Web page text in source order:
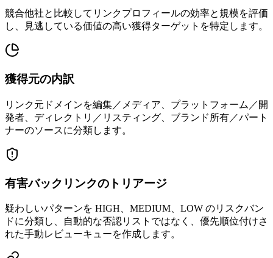
競合他社と比較してリンクプロフィールの効率と規模を評価
し、見逃している価値の高い獲得ターゲットを特定します。
獲得元の内訳
リンク元ドメインを編集／メディア、プラットフォーム／開
発者、ディレクトリ／リスティング、ブランド所有／パート
ナーのソースに分類します。
有害バックリンクのトリアージ
疑わしいパターンを HIGH、MEDIUM、LOW のリスクバン
ドに分類し、自動的な否認リストではなく、優先順位付けさ
れた手動レビューキューを作成します。